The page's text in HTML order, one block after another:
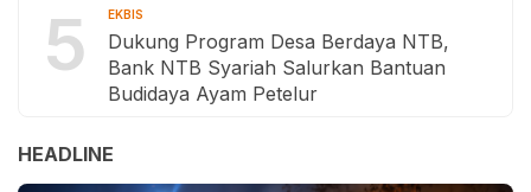
5 EKBIS
Dukung Program Desa Berdaya NTB,
Bank NTB Syariah Salurkan Bantuan
Budidaya Ayam Petelur
HEADLINE